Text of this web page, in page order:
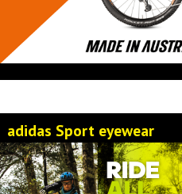
adidas Sport eyewear